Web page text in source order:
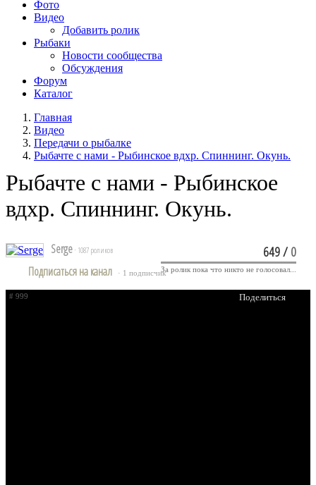
Фото
Видео
Добавить ролик
Рыбаки
Новости сообщества
Обсуждения
Форум
Каталог
Главная
Видео
Передачи о рыбалке
Рыбачте с нами - Рыбинское вдхр. Спиннинг. Окунь.
Рыбачте с нами - Рыбинское
вдхр. Спиннинг. Окунь.
Serge · 1087 роликов
Подписаться на канал · 1 подписчик
# 999 Поделиться
649/0
За ролик пока что никто не голосовал...